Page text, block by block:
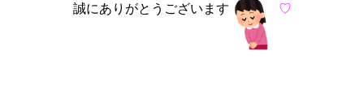
誠にありがとうございます
♡